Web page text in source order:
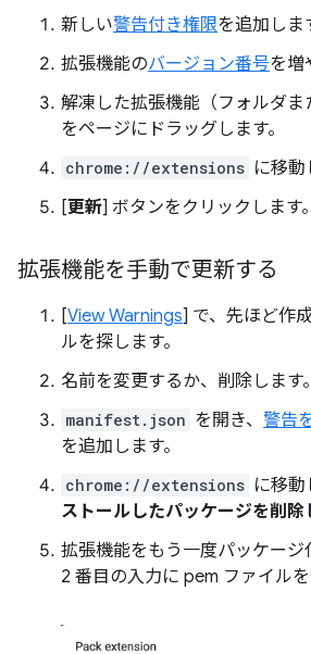
新しい警告付き権限を追加しま
拡張機能のバージョン番号を増
解凍した拡張機能（フォルダま
をページにドラッグします。
chrome://extensions に移動
[更新] ボタンをクリックします。
拡張機能を手動で更新する
[View Warnings] で、先ほど作
ルを探します。
名前を変更するか、削除します。
manifest.json を開き、 警告
を追加します。
chrome://extensions に移動
ストールしたパッケージを削除
拡張機能をもう一度パッケージ
2 番目の入力に pem ファイルを